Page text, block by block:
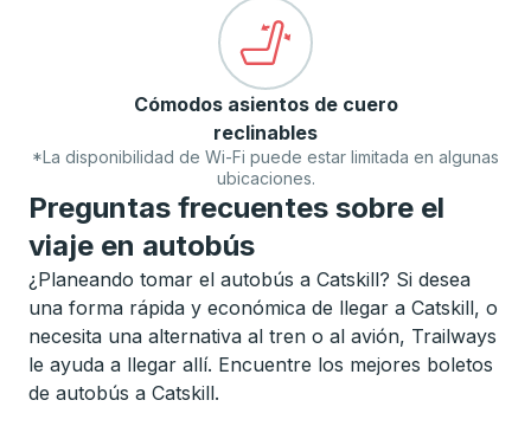
Cómodos asientos de cuero
reclinables
*La disponibilidad de Wi-Fi puede estar limitada en algunas
ubicaciones.
Preguntas frecuentes sobre el
viaje en autobús
¿Planeando tomar el autobús a Catskill? Si desea
una forma rápida y económica de llegar a Catskill, o
necesita una alternativa al tren o al avión, Trailways
le ayuda a llegar allí. Encuentre los mejores boletos
de autobús a Catskill.